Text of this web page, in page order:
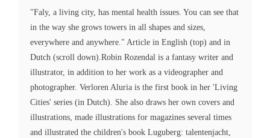
"Faly, a living city, has mental health issues. You can see that
in the way she grows towers in all shapes and sizes,
everywhere and anywhere." Article in English (top) and in
Dutch (scroll down).Robin Rozendal is a fantasy writer and
illustrator, in addition to her work as a videographer and
photographer. Verloren Aluria is the first book in her 'Living
Cities' series (in Dutch). She also draws her own covers and
illustrations, made illustrations for magazines several times
and illustrated the children's book Luguberg: talentenjacht,